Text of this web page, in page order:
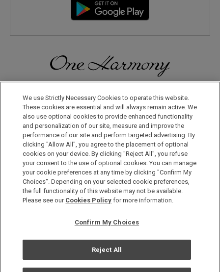
로 등록하시면 다양한 혜택을 누리실 수 있습니다.
회원 가입은 이곳으로
Copyright © Okura Nikko Hotel Management Co., Ltd. All
Rights Reserved.
개인정보 보호방침
사이트 운영정책
We use Strictly Necessary Cookies to operate this website.
These cookies are essential and will always remain active. We
also use optional cookies to provide enhanced functionality
and personalization of our site, measure and improve the
performance of our site and perform targeted advertising. By
clicking "Allow All", you agree to the placement of optional
cookies on your device. By clicking "Reject All", you refuse
your consent to the use of optional cookies. You can manage
your cookie preferences at any time by clicking "Confirm My
Choices". Depending on your selected cookie preferences,
the full functionality of this website may not be available.
Please see our Cookies Policy for more information.
Confirm My Choices
Reject All